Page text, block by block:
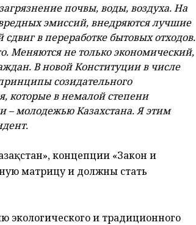
почвы, воды, воздуха. На
эмиссий, внедряются лучшие
в переработке бытовых отходов.
Меняются не только экономический,
В новой Конституции в числе
созидательного
которые в немалой степени
– молодежью Казахстана. Я этим
концепции «Закон и
матрицу и должны стать
и традиционного